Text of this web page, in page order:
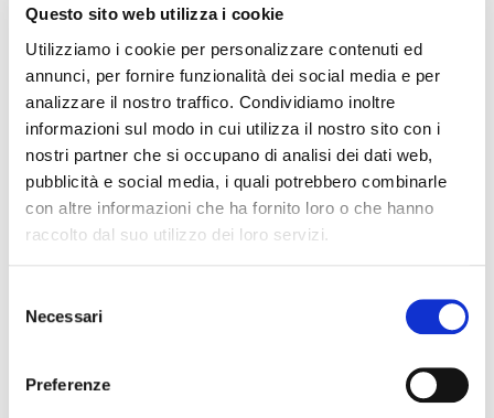
Questo sito web utilizza i cookie
Utilizziamo i cookie per personalizzare contenuti ed
annunci, per fornire funzionalità dei social media e per
analizzare il nostro traffico. Condividiamo inoltre
informazioni sul modo in cui utilizza il nostro sito con i
nostri partner che si occupano di analisi dei dati web,
pubblicità e social media, i quali potrebbero combinarle
con altre informazioni che ha fornito loro o che hanno
raccolto dal suo utilizzo dei loro servizi.
delNecessari
Preferenze
due cantine del territorio.
Per domenica 3 dicembre è prevista la visita al
mattino della cantina Paltrinieri di Sorbara, una
cantina di impronta familiare con oltre 90 anni di
attività. La visita in cantina propone una sorta di full
immersion nel lambrusco in uno dei territori di
maggiore vocazione: ovvero il lambrusco modenese
di Sorbara, prodotto nella sottozona del Cristo. La
La giornata proseguirà verso Castelvetro di Modena
Montanari che presenta selezioni Lambrusco